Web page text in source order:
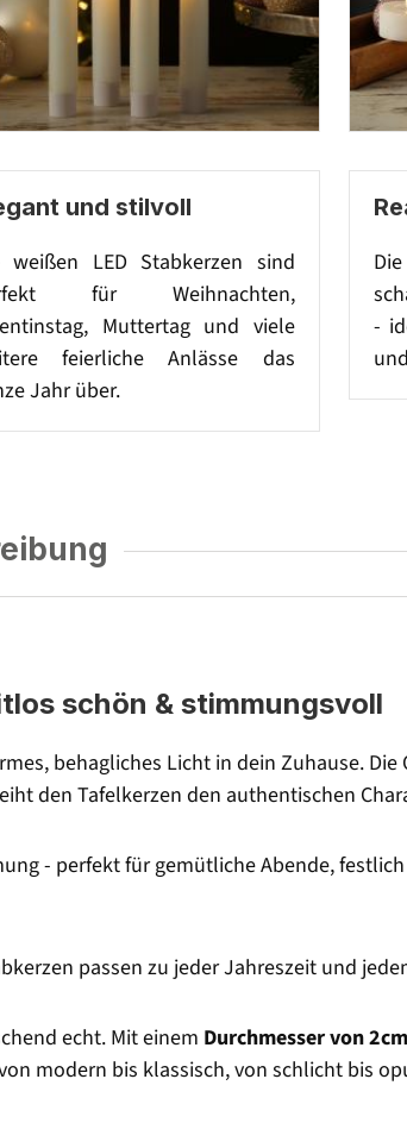
und stilvoll
weißen LED Stabkerzen sind
für Weihnachten,
Muttertag und viele
feierliche Anlässe das
Jahr über.
-
schön & stimmungsvoll
behagliches Licht in dein Zuhause.
den Tafelkerzen den authentischen
- perfekt für gemütliche Abende,
passen zu jeder Jahreszeit und
echt. Mit einem Durchmesser von 2cm
modern bis klassisch, von schlicht bis